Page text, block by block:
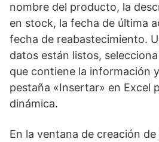
nombre del producto, la
en stock, la fecha de última
fecha de reabastecimiento.
datos están listos,
que contiene la información
pestaña «Insertar» en Excel
dinámica.
En la ventana de creación